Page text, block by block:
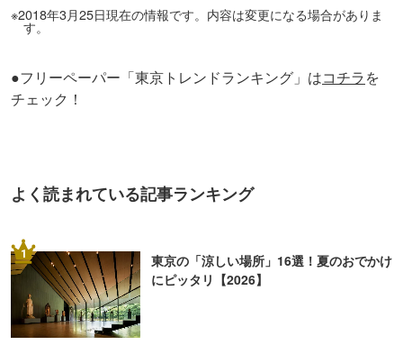
※2018年3月25日現在の情報です。内容は変更になる場合がありま
す。
●フリーペーパー「東京トレンドランキング」はコチラを
チェック！
よく読まれている記事ランキング
1
東京の「涼しい場所」16選！夏のおでかけ
にピッタリ【2026】